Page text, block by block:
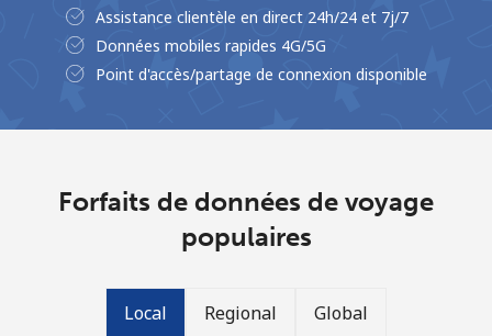
8 caractères minimum
Une lettre majuscule et une lettre minuscule
Un caractère spécial
Assistance clientèle en direct 24h/24 et 7j/7
Données mobiles rapides 4G/5G
Point d'accès/partage de connexion disponible
Forfaits de données de voyage
populaires
Local Regional Global